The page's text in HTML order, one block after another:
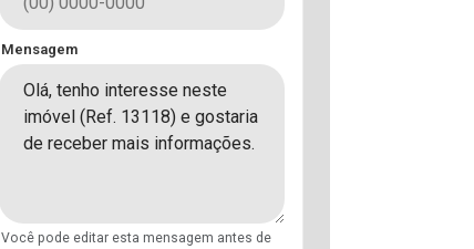
Mensagem
Você pode editar esta mensagem antes de